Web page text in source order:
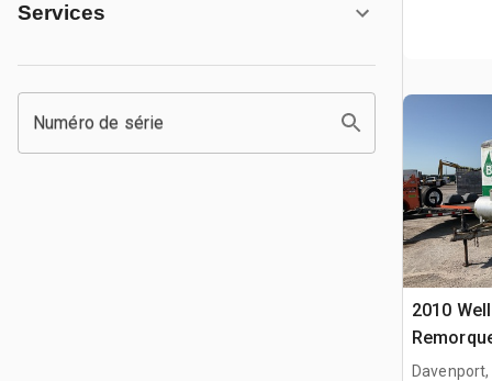
Services
Numéro de série
2010
Davenport,